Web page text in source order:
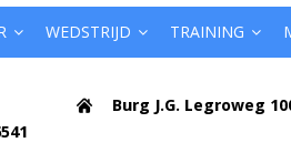
WEDSTRIJD TRAINING
Burg J.G. Legroweg